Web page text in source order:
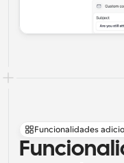
Funcionalidades